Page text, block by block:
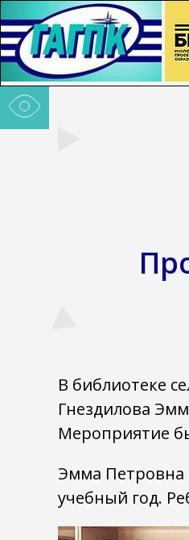
В библиотеке
Гнездилова
Мероприятие
Эмма Петровна
учебный год.